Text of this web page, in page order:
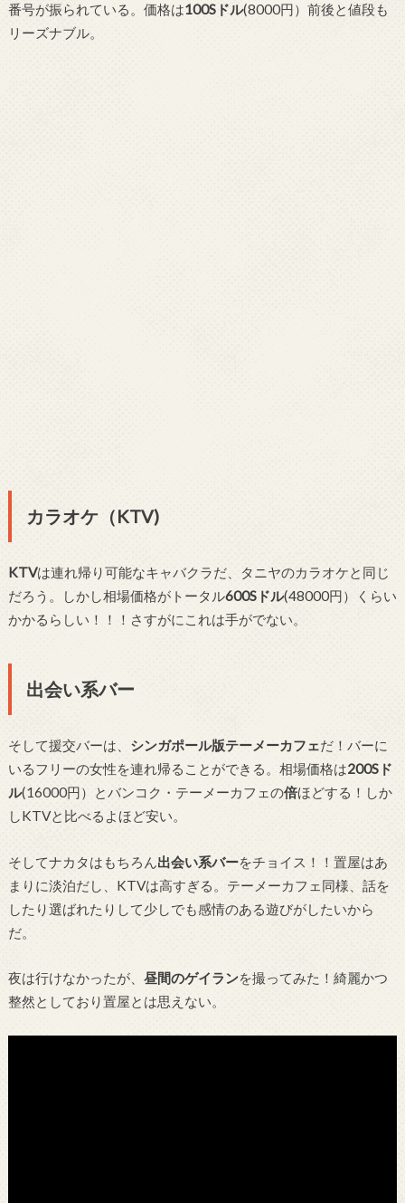
番号が振られている。価格は100Sドル(8000円）前後と値段も
リーズナブル。
カラオケ（KTV)
KTVは連れ帰り可能なキャバクラだ、タニヤのカラオケと同じ
だろう。しかし相場価格がトータル600Sドル(48000円）くらい
かかるらしい！！！さすがにこれは手がでない。
出会い系バー
そして援交バーは、 シンガポール版テーメーカフェだ！バーに
いるフリーの女性を連れ帰ることができる。相場価格は200Sド
ル(16000円）とバンコク・テーメーカフェの倍ほどする！しか
しKTVと比べるよほど安い。
そしてナカタはもちろん出会い系バーをチョイス！！置屋はあ
まりに淡泊だし、KTVは高すぎる。テーメーカフェ同様、話を
したり選ばれたりして少しでも感情のある遊びがしたいから
だ。
夜は行けなかったが、 昼間のゲイランを撮ってみた！綺麗かつ
整然としており置屋とは思えない。